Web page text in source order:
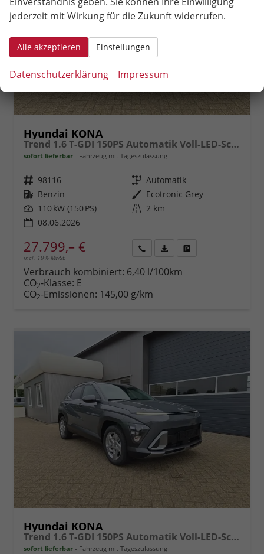
Hyundai KONA
Trend 1.6 T-GDI 150PS Automatik Voll-LED-Scheinw. Sitzheizung Lenkradheizung ACC Klimaautomatik Navi Touchscreen DAB+ Apple CarPlay + Android Auto PDC v+h Rückf.Kamera 2xKeyless 17-LM
sofort lieferbar Fahrzeug mit Tageszulassung
Fahrzeugnr. 98116 Getriebe Automatik
Kraftstoff Benzin Außenfarbe Ecotronic Grey
Leistung 110 kW (150 PS) Kilometerstand 2 km
08.06.2026
27.799,– €
incl. 19% MwSt.
anfordern
Datei,
Verbrauch kombiniert: 6,40 l/100km
CO2-Klasse: E
CO2-Emissionen: 145,00 g/km
Hyundai KONA
Trend 1.6 T-GDI 150PS Automatik Voll-LED-Scheinw. Sitzheizung Lenkradheizung ACC Klimaautomatik Navi Touchscreen DAB+ Apple CarPlay + Android Auto PDC v+h Rückf.Kamera 2xKeyless 17-LM
sofort lieferbar Fahrzeug mit Tageszulassung
jederzeit mit Wirkung für die Zukunft widerrufen.
Alle akzeptieren Einstellungen
Datenschutzerklärung Impressum